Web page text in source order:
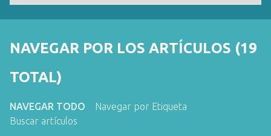
NAVEGAR POR LOS ARTÍCULOS (19
TOTAL)
NAVEGAR TODO
Navegar por Etiqueta
Buscar artículos